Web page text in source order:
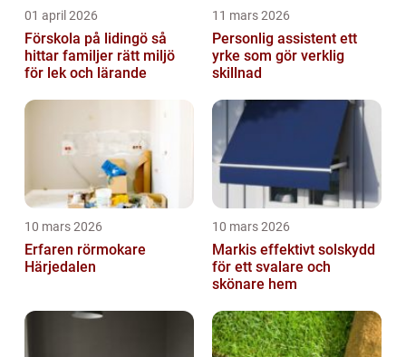
01 april 2026
Förskola på lidingö så
hittar familjer rätt miljö
för lek och lärande
11 mars 2026
Personlig assistent ett
yrke som gör verklig
skillnad
10 mars 2026
Erfaren rörmokare
Härjedalen
10 mars 2026
Markis effektivt solskydd
för ett svalare och
skönare hem